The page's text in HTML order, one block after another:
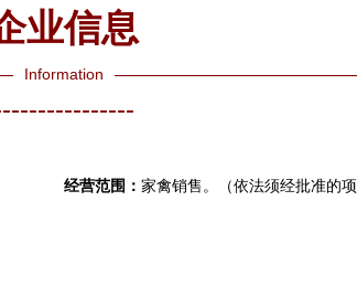
业信息
Information
经营范围： 家禽销售。（依法须经批准的